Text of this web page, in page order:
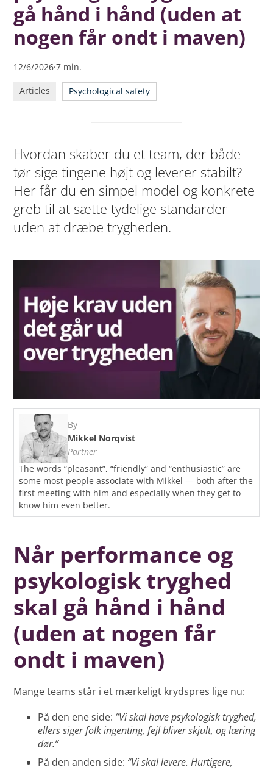
betyder “ingen krav”)
Hvorfor er kombinationen så svær i praksis?
Den simple model: 4 zoner (og hvilken zone I skal sigte
“skrue op for performance” generelt)
måde
Greb #4: Skil personen fra opgaven (så “krav” ikke
bliver til skam)
Greb #5: Brug check-ins
Typiske spørgsmål (FAQ)
gå hånd i hånd (uden at
nogen får ondt i maven)
12/6/2026·7 min.
Articles Psychological safety
Hvordan skaber du et team, der både
tør sige tingene højt og leverer stabilt?
Her får du en simpel model og konkrete
greb til at sætte tydelige standarder
uden at dræbe trygheden.
By
Mikkel Norqvist
Partner
The words “pleasant”, “friendly” and “enthusiastic” are
some most people associate with Mikkel — both after the
first meeting with him and especially when they get to
know him even better.
Når performance og
psykologisk tryghed
skal gå hånd i hånd
(uden at nogen får
ondt i maven)
Mange teams står i et mærkeligt krydspres lige nu:
På den ene side: “Vi skal have psykologisk tryghed,
ellers siger folk ingenting, fejl bliver skjult, og læring
dør.”
På den anden side: “Vi skal levere. Hurtigere,